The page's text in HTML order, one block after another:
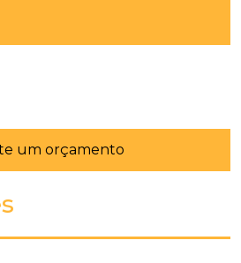
um orçamento